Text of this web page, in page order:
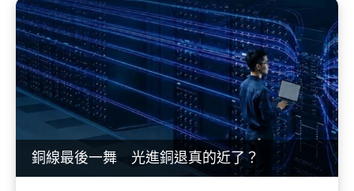
銅線最後一舞 光進銅退真的近了？